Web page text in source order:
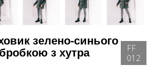
зелено-синього
з хутра
FF
012